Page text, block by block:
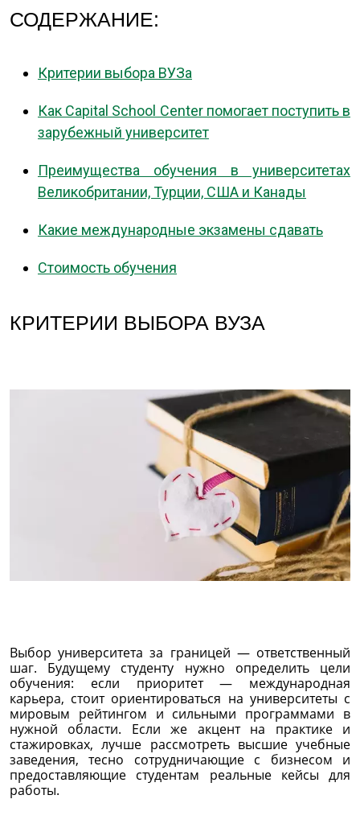
СОДЕРЖАНИЕ:
Критерии выбора ВУЗа
Как Capital School Center помогает поступить в
зарубежный университет
Преимущества обучения в университетах
Великобритании, Турции, США и Канады
Какие международные экзамены сдавать
Стоимость обучения
КРИТЕРИИ ВЫБОРА ВУЗА
Выбор университета за границей — ответственный
шаг. Будущему студенту нужно определить цели
обучения: если приоритет — международная
карьера, стоит ориентироваться на университеты с
мировым рейтингом и сильными программами в
нужной области. Если же акцент на практике и
стажировках, лучше рассмотреть высшие учебные
заведения, тесно сотрудничающие с бизнесом и
предоставляющие студентам реальные кейсы для
работы.